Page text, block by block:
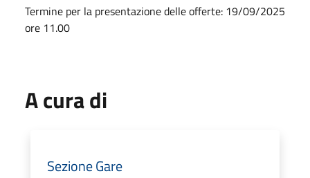
Termine per la presentazione delle offerte: 19/09/2025
ore 11.00
A cura di
Sezione Gare